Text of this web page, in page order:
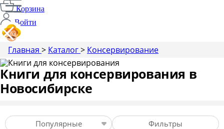
Корзина
Войти
2
Главная > Каталог> Консервирование
Книги для консервирования в
Новосибирске
Популярные Фильтры